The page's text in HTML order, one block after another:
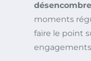
moments
faire le point